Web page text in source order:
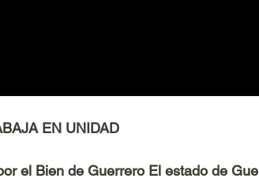
EN UNIDAD
el Bien de Guerrero El estado de